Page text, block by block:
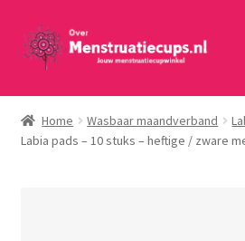
Ga
door
navigatie
Ga
naar
inhoud
Home
30 minuten persoonlijk advies
Home Wasbaar maandverband
Labia pads – 10 stuks – heftige / zware